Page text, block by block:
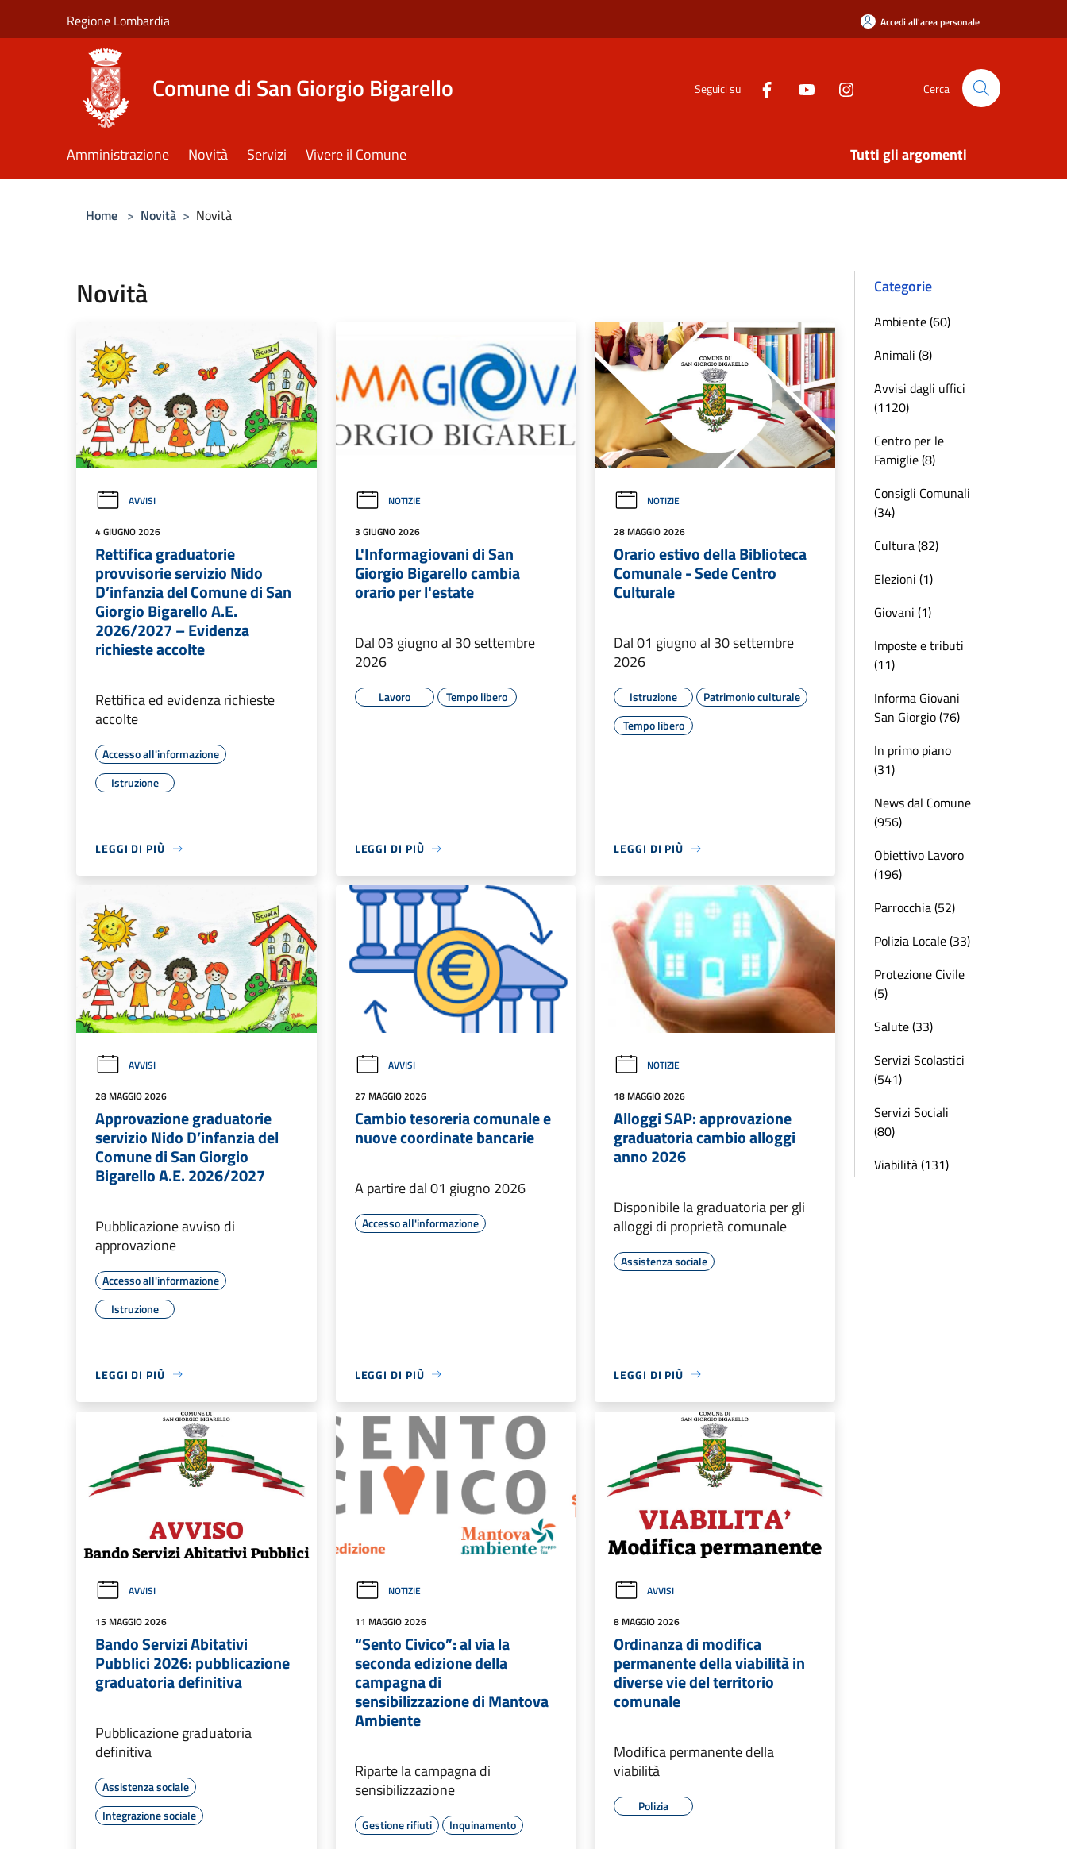
Regione Lombardia Accedi all'area personale
Comune di San Giorgio Bigarello Seguici su Cerca
Amministrazione Novità Servizi Vivere il Comune Tutti gli argomenti
Home > Novità > Novità
Novità
AVVISI
4 GIUGNO 2026
Rettifica graduatorie
provvisorie servizio Nido
D’infanzia del Comune di San
Giorgio Bigarello A.E.
2026/2027 – Evidenza
richieste accolte
Rettifica ed evidenza richieste
accolte
Accesso all'informazione
Istruzione
LEGGI DI PIÙ
NOTIZIE
3 GIUGNO 2026
L'Informagiovani di San
Giorgio Bigarello cambia
orario per l'estate
Dal 03 giugno al 30 settembre
2026
Lavoro Tempo libero
LEGGI DI PIÙ
NOTIZIE
28 MAGGIO 2026
Orario estivo della Biblioteca
Comunale - Sede Centro
Culturale
Dal 01 giugno al 30 settembre
2026
Istruzione
Patrimonio culturale
Tempo libero
LEGGI DI PIÙ
AVVISI
28 MAGGIO 2026
Approvazione graduatorie
servizio Nido D’infanzia del
Comune di San Giorgio
Bigarello A.E. 2026/2027
Pubblicazione avviso di
approvazione
Accesso all'informazione
Istruzione
LEGGI DI PIÙ
AVVISI
27 MAGGIO 2026
Cambio tesoreria comunale e
nuove coordinate bancarie
A partire dal 01 giugno 2026
Accesso all'informazione
LEGGI DI PIÙ
NOTIZIE
18 MAGGIO 2026
Alloggi SAP: approvazione
graduatoria cambio alloggi
anno 2026
Disponibile la graduatoria per gli
alloggi di proprietà comunale
Assistenza sociale
LEGGI DI PIÙ
AVVISI
15 MAGGIO 2026
Bando Servizi Abitativi
Pubblici 2026: pubblicazione
graduatoria definitiva
Pubblicazione graduatoria
definitiva
Assistenza sociale
Integrazione sociale
NOTIZIE
11 MAGGIO 2026
“Sento Civico”: al via la
seconda edizione della
campagna di
sensibilizzazione di Mantova
Ambiente
Riparte la campagna di
sensibilizzazione
Gestione rifiuti Inquinamento
AVVISI
8 MAGGIO 2026
Ordinanza di modifica
permanente della viabilità in
diverse vie del territorio
comunale
Modifica permanente della
viabilità
Polizia
Categorie
Ambiente (60)
Animali (8)
Avvisi dagli uffici
(1120)
Centro per le
Famiglie (8)
Consigli Comunali
(34)
Cultura (82)
Elezioni (1)
Giovani (1)
Imposte e tributi
(11)
Informa Giovani
San Giorgio (76)
In primo piano
(31)
News dal Comune
(956)
Obiettivo Lavoro
(196)
Parrocchia (52)
Polizia Locale (33)
Protezione Civile
(5)
Salute (33)
Servizi Scolastici
(541)
Servizi Sociali
(80)
Viabilità (131)